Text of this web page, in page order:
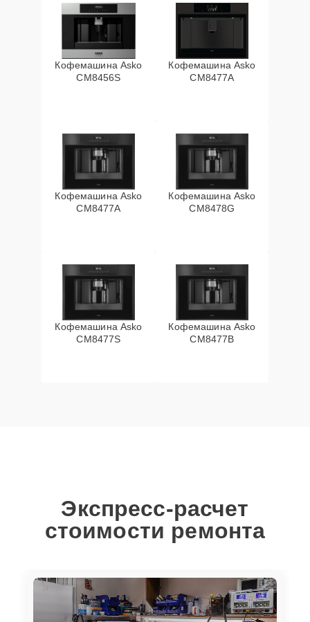
Кофемашина Asko
CM8456S
Кофемашина Asko
CM8477A
Кофемашина Asko
СМ8477А
Кофемашина Asko
CM8478G
Кофемашина Asko
CM8477S
Кофемашина Asko
CM8477B
Экспресс-расчет
стоимости ремонта